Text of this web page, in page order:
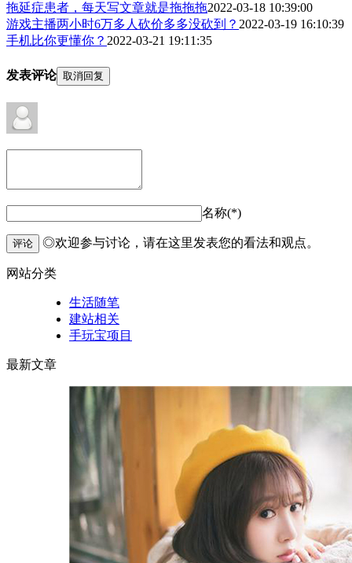
拖延症患者，每天写文章就是拖拖拖2022-03-18 10:39:00
游戏主播两小时6万多人砍价多多没砍到？ 2022-03-19 16:10:39
手机比你更懂你？ 2022-03-21 19:11:35
发表评论 取消回复
名称(*)
评论 ◎欢迎参与讨论，请在这里发表您的看法和观点。
网站分类
生活随笔
建站相关
手玩宝项目
最新文章